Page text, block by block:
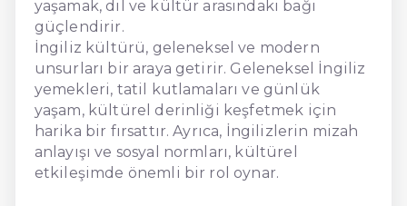
yaşamak, dil ve kültür arasındaki bağı
güçlendirir.
İngiliz kültürü, geleneksel ve modern
unsurları bir araya getirir. Geleneksel İngiliz
yemekleri, tatil kutlamaları ve günlük
yaşam, kültürel derinliği keşfetmek için
harika bir fırsattır. Ayrıca, İngilizlerin mizah
anlayışı ve sosyal normları, kültürel
etkileşimde önemli bir rol oynar.